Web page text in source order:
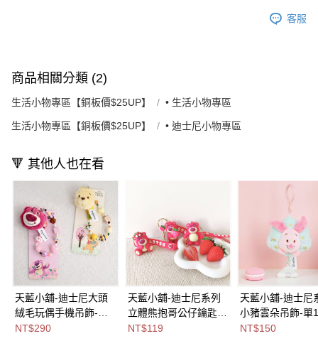
客服
商品相關分類 (2)
生活小物專區【銅板價$25UP】 • 生活小物專區
生活小物專區【銅板價$25UP】 • 迪士尼小物專區
🔻 其他人也在看
天藍小舖-迪士尼大頭
絨毛玩偶手機吊飾-共3
色-$290【A11115618
NT$290
天藍小舖-迪士尼系列
立體熊抱哥公仔鑰匙
圈/包包吊飾-共3
NT$119
天藍小舖-迪士尼
小豬雲朵吊飾-單1
款-$150【
NT$150